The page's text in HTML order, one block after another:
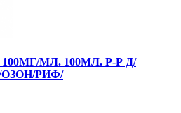
МЛ. 100МЛ. Р-Р Д/
РИФ/